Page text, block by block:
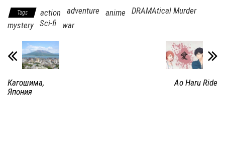
Tags action adventure anime
DRAMAtical Murder
mystery Sci-fi war
Кагошима,
Япония
Ao Haru Ride